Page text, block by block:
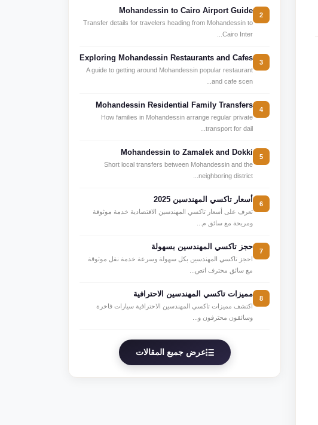
2
Mohandessin to Cairo Airport Guide
Transfer details for travelers heading from Mohandessin to
Cairo Inter...
3
Exploring Mohandessin Restaurants and Cafes
A guide to getting around Mohandessin popular restaurant
and cafe scen...
4
Mohandessin Residential Family Transfers
How families in Mohandessin arrange regular private
transport for dail...
5
Mohandessin to Zamalek and Dokki
Short local transfers between Mohandessin and the
neighboring district...
6 أسعار تاكسي المهندسين 2025
تعرف على أسعار تاكسي المهندسين الاقتصادية خدمة موثوقة
ومريحة مع سائق م...
7 حجز تاكسي المهندسين بسهولة
احجز تاكسي المهندسين بكل سهولة وسرعة خدمة نقل موثوقة
مع سائق محترف اتص...
8 مميزات تاكسي المهندسين الاحترافية
اكتشف مميزات تاكسي المهندسين الاحترافية سيارات فاخرة
وسائقون محترفون و...
عرض جميع المقالات